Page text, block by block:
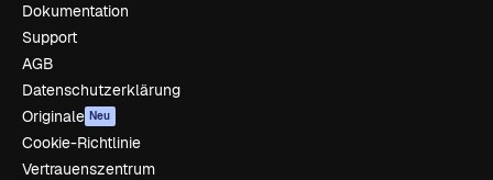
Dokumentation
Support
AGB
Datenschutzerklärung
Originale Neu
Cookie-Richtlinie
Vertrauenszentrum